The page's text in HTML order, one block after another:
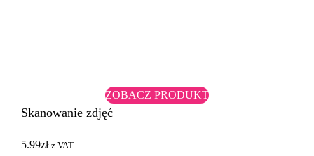
ZOBACZ PRODUKT
Skanowanie zdjęć
5.99zł z VAT